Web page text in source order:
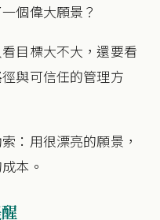
個偉大願景？
目標大不大，還要看
與可信任的管理方
：用很漂亮的願景，
本。